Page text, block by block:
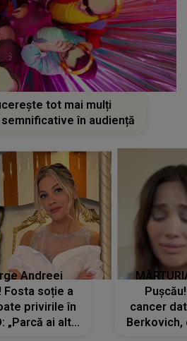
tot mai mulți
în audiență
Andreei
Fosta soție a
privirile în
„Parcă ai altă
cancer
Berkovich,